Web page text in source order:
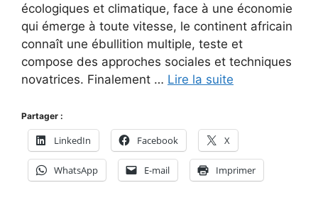
écologiques et climatique, face à une économie
qui émerge à toute vitesse, le continent africain
connaît une ébullition multiple, teste et
compose des approches sociales et techniques
novatrices. Finalement … Lire la suite
Partager :
LinkedIn Facebook X
WhatsApp E-mail Imprimer